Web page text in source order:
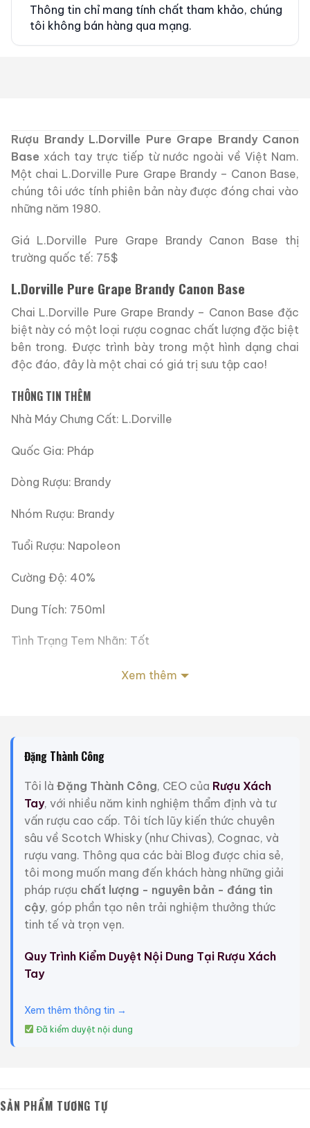
Thông tin chỉ mang tính chất tham khảo, chúng
tôi không bán hàng qua mạng.
Rượu Brandy L.Dorville Pure Grape Brandy Canon
Base xách tay trực tiếp từ nước ngoài về Việt Nam.
Một chai L.Dorville Pure Grape Brandy – Canon Base,
chúng tôi ước tính phiên bản này được đóng chai vào
những năm 1980.
Giá L.Dorville Pure Grape Brandy Canon Base thị
trường quốc tế: 75$
L.Dorville Pure Grape Brandy Canon Base
Chai L.Dorville Pure Grape Brandy – Canon Base đặc
biệt này có một loại rượu cognac chất lượng đặc biệt
bên trong. Được trình bày trong một hình dạng chai
độc đáo, đây là một chai có giá trị sưu tập cao!
THÔNG TIN THÊM
Nhà Máy Chưng Cất: L.Dorville
Quốc Gia: Pháp
Dòng Rượu: Brandy
Nhóm Rượu: Brandy
Tuổi Rượu: Napoleon
Cường Độ: 40%
Dung Tích: 750ml
Tình Trạng Tem Nhãn: Tốt
Tình Trạng Mức Rượu: Tốt
Giới Thiệu Một Số Mẫu Rượu Trung Quốc
Rượu Thuốc Chí Bảo
0,0 (0 đánh giá)
3.450.000₫
Rượu Mao Đài Quý
Giới Thiệu Một Số Mẫu Rượu Whisky
Xem thêm
Đặng Thành Công
Tôi là Đặng Thành Công, CEO của Rượu Xách
Tay, với nhiều năm kinh nghiệm thẩm định và tư
vấn rượu cao cấp. Tôi tích lũy kiến thức chuyên
sâu về Scotch Whisky (như Chivas), Cognac, và
rượu vang. Thông qua các bài Blog được chia sẻ,
tôi mong muốn mang đến khách hàng những giải
pháp rượu chất lượng - nguyên bản - đáng tin
cậy, góp phần tạo nên trải nghiệm thưởng thức
tinh tế và trọn vẹn.
Quy Trình Kiểm Duyệt Nội Dung Tại Rượu Xách
Tay
Xem thêm thông tin →
Đã kiểm duyệt nội dung
SẢN PHẨM TƯƠNG TỰ